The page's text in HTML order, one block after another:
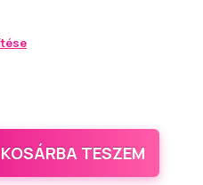
KOSÁRBA TESZEM